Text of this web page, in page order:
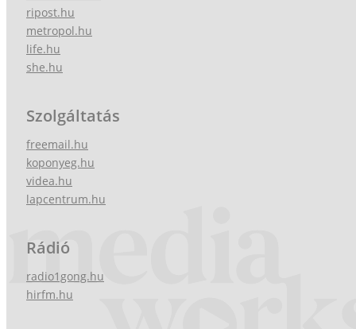
ripost.hu
metropol.hu
life.hu
she.hu
Szolgáltatás
freemail.hu
koponyeg.hu
videa.hu
lapcentrum.hu
Rádió
radio1gong.hu
hirfm.hu